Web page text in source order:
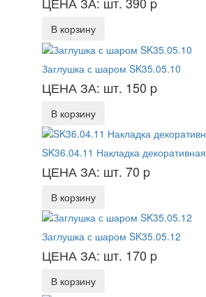
В корзину
Заглушка с шаром SK35.05.10
ЦЕНА ЗА: шт. 150 p
В корзину
SK36.04.11 Накладка декоративная
ЦЕНА ЗА: шт. 70 p
В корзину
Заглушка с шаром SK35.05.12
ЦЕНА ЗА: шт. 170 p
В корзину